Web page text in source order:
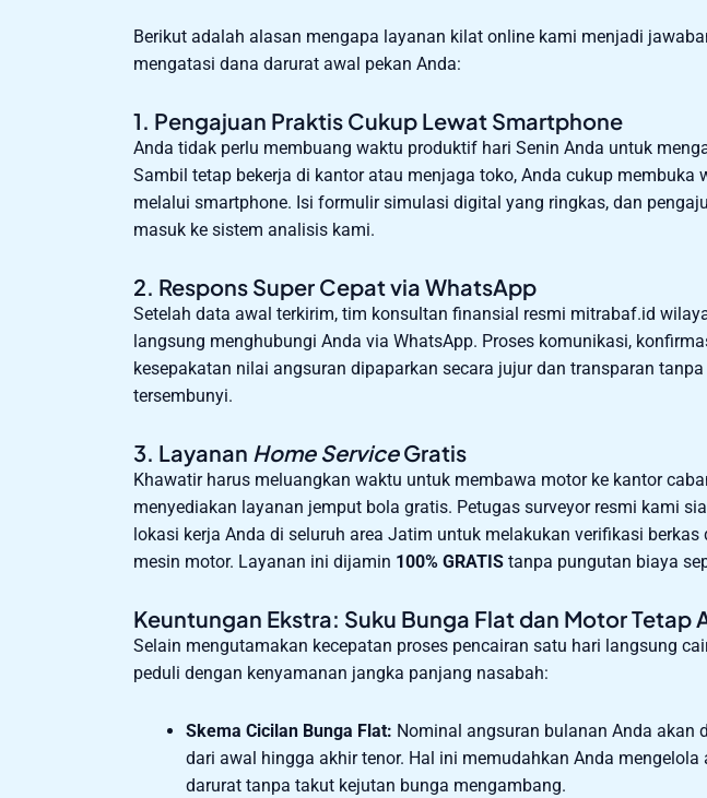
Berikut adalah alasan mengapa layanan kilat online kami menjadi
mengatasi dana darurat awal pekan Anda:
1. Pengajuan Praktis Cukup Lewat Smartphone
Anda tidak perlu membuang waktu produktif hari Senin Anda untuk
Sambil tetap bekerja di kantor atau menjaga toko, Anda cukup membuka
melalui smartphone. Isi formulir simulasi digital yang ringkas, dan
masuk ke sistem analisis kami.
2. Respons Super Cepat via WhatsApp
Setelah data awal terkirim, tim konsultan finansial resmi mitrabaf.id
langsung menghubungi Anda via WhatsApp. Proses komunikasi,
kesepakatan nilai angsuran dipaparkan secara jujur dan transparan
tersembunyi.
3. Layanan Home ServiceGratis
Khawatir harus meluangkan waktu untuk membawa motor ke kantor
menyediakan layanan jemput bola gratis. Petugas surveyor resmi kami
lokasi kerja Anda di seluruh area Jatim untuk melakukan verifikasi
mesin motor. Layanan ini dijamin 100% GRATIS tanpa pungutan biaya
Keuntungan Ekstra: Suku Bunga Flat dan Motor Tetap
Selain mengutamakan kecepatan proses pencairan satu hari langsung
peduli dengan kenyamanan jangka panjang nasabah:
Skema Cicilan Bunga Flat: Nominal angsuran bulanan Anda akan
dari awal hingga akhir tenor. Hal ini memudahkan Anda mengelola
darurat tanpa takut kejutan bunga mengambang.